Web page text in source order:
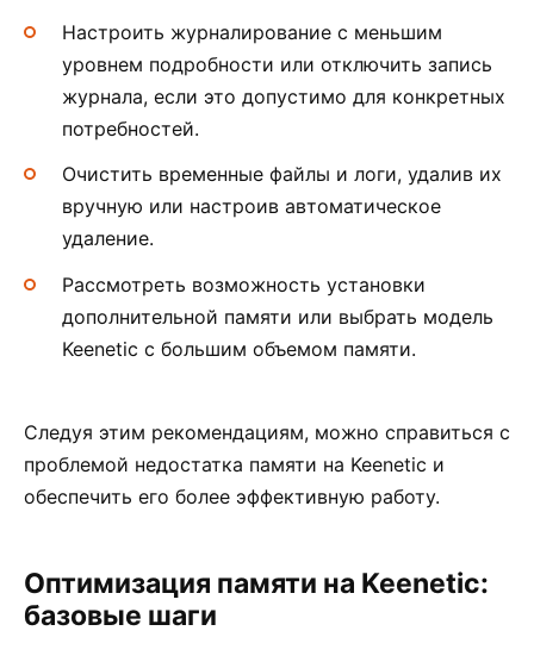
Настроить журналирование с меньшим
уровнем подробности или отключить запись
журнала, если это допустимо для конкретных
потребностей.
Очистить временные файлы и логи, удалив их
вручную или настроив автоматическое
удаление.
Рассмотреть возможность установки
дополнительной памяти или выбрать модель
Keenetic с большим объемом памяти.
Следуя этим рекомендациям, можно справиться с
проблемой недостатка памяти на Keenetic и
обеспечить его более эффективную работу.
Оптимизация памяти на Keenetic:
базовые шаги